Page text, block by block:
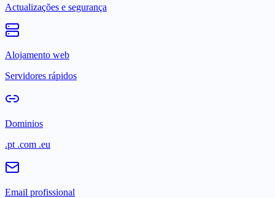
Actualizações e segurança
Alojamento web
Servidores rápidos
Dominios
.pt .com .eu
Email profissional